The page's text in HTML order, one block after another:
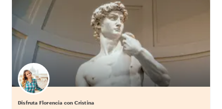
Disfruta Florencia con Cristina